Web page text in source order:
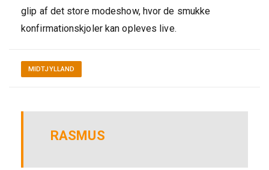
glip af det store modeshow, hvor de smukke
konfirmationskjoler kan opleves live.
MIDTJYLLAND
RASMUS